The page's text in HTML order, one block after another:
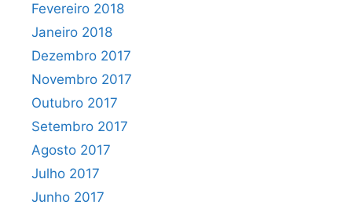
Fevereiro 2018
Janeiro 2018
Dezembro 2017
Novembro 2017
Outubro 2017
Setembro 2017
Agosto 2017
Julho 2017
Junho 2017